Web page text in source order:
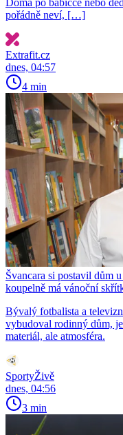
pořádně neví, […]
Extrafit.cz
dnes, 04:57
4 min
Švancara si postavil dům
koupelně má vánoční
Bývalý fotbalista a
vybudoval rodinný dům,
materiál, ale atmosféra.
SportyŽivě
dnes, 04:56
3 min